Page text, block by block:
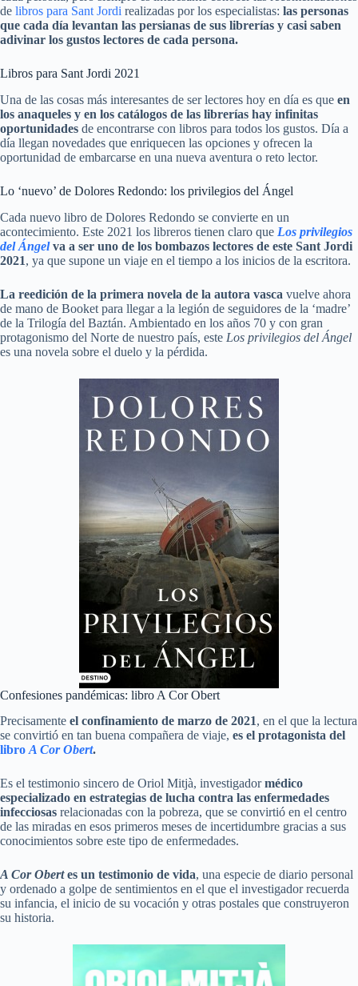
de libros para Sant Jordi realizadas por los especialistas: las personas
que cada día levantan las persianas de sus librerías y casi saben
adivinar los gustos lectores de cada persona.
Libros para Sant Jordi 2021
Una de las cosas más interesantes de ser lectores hoy en día es que en
los anaqueles y en los catálogos de las librerías hay infinitas
oportunidades de encontrarse con libros para todos los gustos. Día a
día llegan novedades que enriquecen las opciones y ofrecen la
oportunidad de embarcarse en una nueva aventura o reto lector.
Lo ‘nuevo’ de Dolores Redondo: los privilegios del Ángel
Cada nuevo libro de Dolores Redondo se convierte en un
acontecimiento. Este 2021 los libreros tienen claro que Los privilegios
del Ángelva a ser uno de los bombazos lectores de este Sant Jordi
2021, ya que supone un viaje en el tiempo a los inicios de la escritora.
La reedición de la primera novela de la autora vasca vuelve ahora
de mano de Booket para llegar a la legión de seguidores de la ‘madre’
de la Trilogía del Baztán. Ambientado en los años 70 y con gran
protagonismo del Norte de nuestro país, este Los privilegios del Ángel
es una novela sobre el duelo y la pérdida.
Confesiones pandémicas: libro A Cor Obert
Precisamente el confinamiento de marzo de 2021, en el que la lectura
se convirtió en tan buena compañera de viaje, es el protagonista del
libro A Cor Obert.
Es el testimonio sincero de Oriol Mitjà, investigadormédico
especializado en estrategias de lucha contra las enfermedades
infecciosas relacionadas con la pobreza, que se convirtió en el centro
de las miradas en esos primeros meses de incertidumbre gracias a sus
conocimientos sobre este tipo de enfermedades.
A Cor Obertes un testimonio de vida, una especie de diario personal
y ordenado a golpe de sentimientos en el que el investigador recuerda
su infancia, el inicio de su vocación y otras postales que construyeron
su historia.